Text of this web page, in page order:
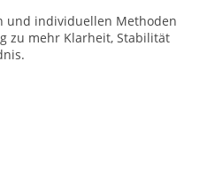
und individuellen Methoden
zu mehr Klarheit, Stabilität